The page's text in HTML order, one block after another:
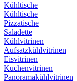
Kühltische
Kühltische
Pizzatische
Saladette
Kühlvitrinen
Aufsatzkühlvitrinen
Eisvitrinen
Kuchenvitrinen
Panoramakühlvitrinen